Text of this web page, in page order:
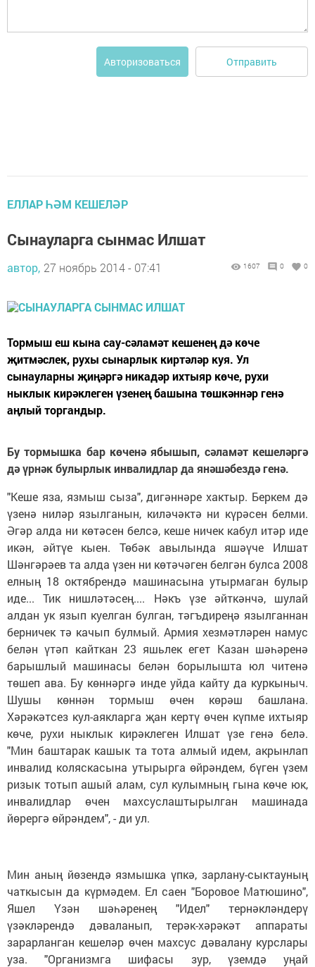
Авторизоваться Отправить
ЕЛЛАР ҺӘМ КЕШЕЛӘР
Сынауларга сынмас Илшат
автор, 27 ноябрь 2014 - 07:41 1607 0 0
Тормыш еш кына сау-сәламәт кешенең дә көче
җитмәслек, рухы сынарлык киртәләр куя. Ул
сынауларны җиңәргә никадәр ихтыяр көче, рухи
ныклык кирәклеген үзенең башына төшкәннәр генә
аңлый торгандыр.
Бу тормышка бар көченә ябышып, сәламәт кешеләргә
дә үрнәк булырлык инвалидлар да янәшәбездә генә.
"Кеше яза, язмыш сыза", ди­гәннәре хактыр. Беркем дә
үзенә ниләр язылганын, киләчәктә ни күрәсен белми.
Әгәр алда ни көтәсен белсә, кеше ничек кабул итәр иде
икән, әйтүе кыен. Төбәк авылында яшәүче Илшат
Шәнгәрәев та алда үзен ни көтәчәген белгән булса 2008
елның 18 октябрендә машинасына утырмаган булыр
иде... Тик нишләтәсең.... Нәкъ үзе әйткәнчә, шулай
алдан ук язып куелган булган, тәгъдиреңә язылганнан
берничек тә качып булмый. Армия хезмәтләрен намус
белән үтәп кайткан 23 яшьлек егет Казан шәһәренә
барышлый машинасы белән борылышта юл читенә
төшеп ава. Бу көннәргә инде уйда кайту да куркыныч.
Шушы көннән тормыш өчен көрәш башлана.
Хәрәкәтсез кул-аякларга җан кертү өчен күпме ихтыяр
көче, рухи ныклык кирәклеген Илшат үзе генә белә.
"Мин баштарак кашык та тота алмый идем, акрынлап
инвалид коляскасына утырырга өйрәндем, бүген үзем
ризык тотып ашый алам, сул кулымның гына көче юк,
инвалидлар өчен махсуслаштырылган машинада
йөрергә өйрәндем", - ди ул.
Мин аның йөзендә язмышка үпкә, зарлану-сыктауның
чаткысын да күрмәдем. Ел саен "Боровое Матюшино",
Яшел Үзән шәһәренең "Идел" тернәкләндерү
үзәкләрендә дәваланып, терәк-хәрәкәт аппараты
зарарланган кешеләр өчен махсус дәвалану курслары
уза. "Организмга шифасы зур, үземдә уңай